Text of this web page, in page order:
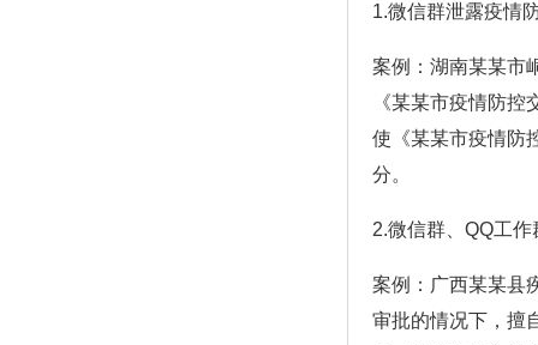
1.微信群泄露疫情
案例：湖南某某市
《某某市疫情防
使《某某市疫情防
分。
2.微信群、QQ工
案例：广西某某县
审批的情况下，擅